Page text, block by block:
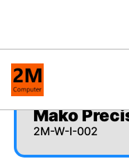
Mako
2M-W-I-002